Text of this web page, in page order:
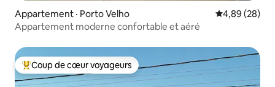
Appartement · Porto Velho Note
4,89 (28)
Appartement moderne confortable et aéré
Coup de cœur voyageurs parmi les plus aimés
Coup de cœur voyageurs